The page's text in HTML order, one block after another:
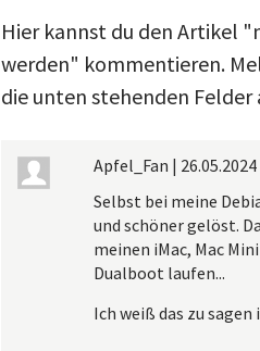
Hier kannst du den Artikel
werden" kommentieren.
die unten stehenden Felder
Apfel_Fan |
Selbst bei meine
und schöner gelöst.
meinen iMac, Mac
Dualboot laufen...
Ich weiß das zu